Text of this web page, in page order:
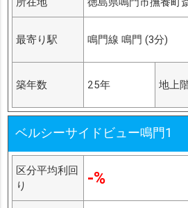
最寄り駅 鳴門線 鳴門 (3分)
築年数 25年 地上
ベルシーサイドビュー鳴門1
区分平均利回
り
-%